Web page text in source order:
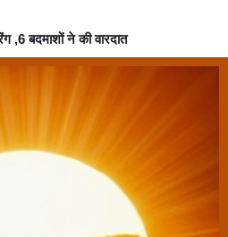
,6 बदमाशों ने की वारदात